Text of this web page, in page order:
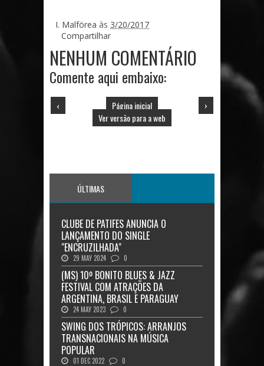
I. Malförea às 3/20/2017
Compartilhar
NENHUM COMENTÁRIO
Comente aqui embaixo:
‹ ›
Página inicial
Ver versão para a web
ÚLTIMAS
CLUBE DE PATIFES ANUNCIA O
LANÇAMENTO DO SINGLE
"ENCRUZILHADA"
29 MAY 2024 0
(MS) 10º BONITO BLUES & JAZZ
FESTIVAL COM ATRAÇÕES DA
ARGENTINA, BRASIL E PARAGUAY
24 MAY 2023 0
SWING DOS TRÓPICOS: ARRANJOS
TRANSNACIONAIS NA MÚSICA
POPULAR
01 DEC 2022 0